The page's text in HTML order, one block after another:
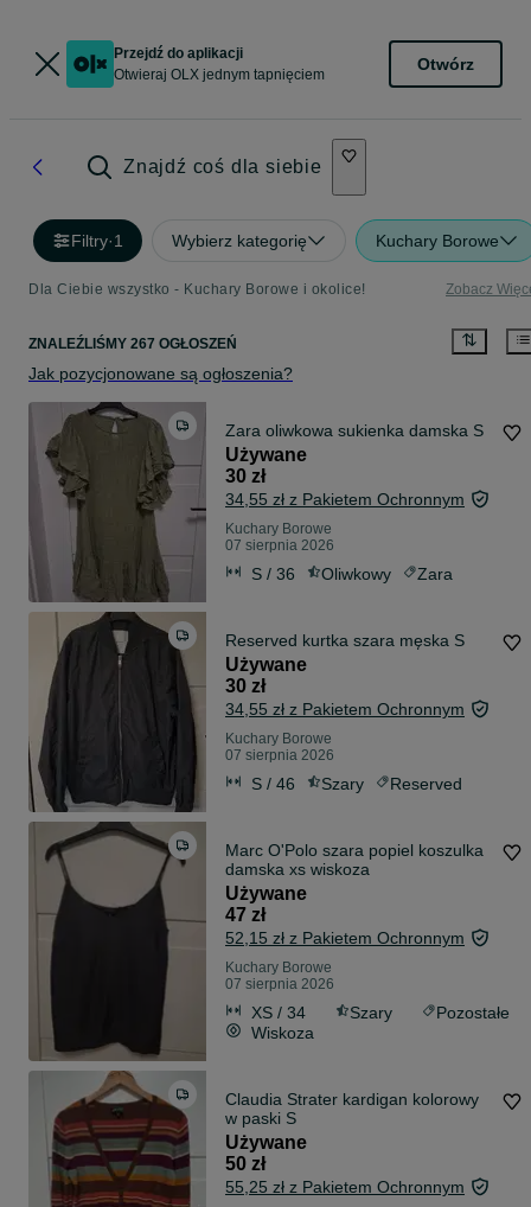
Przejdź do aplikacji
Otwieraj OLX jednym tapnięciem
Otwórz
Znajdź coś dla siebie
Filtry·1 Wybierz kategorię Kuchary Borowe
Dla Ciebie wszystko - Kuchary Borowe i okolice! Zobacz
ZNALEŹLIŚMY 267 OGŁOSZEŃ
Jak pozycjonowane są ogłoszenia?
Zara oliwkowa sukienka damska S
Używane
30 zł
34,55 zł z Pakietem Ochronnym
Kuchary Borowe
07 sierpnia 2026
S / 36 Oliwkowy Zara
Reserved kurtka szara męska S
Używane
30 zł
34,55 zł z Pakietem Ochronnym
Kuchary Borowe
07 sierpnia 2026
S / 46 Szary Reserved
Marc O'Polo szara popiel koszulka
damska xs wiskoza
Używane
47 zł
52,15 zł z Pakietem Ochronnym
Kuchary Borowe
07 sierpnia 2026
XS / 34 Szary
Pozostałe
Wiskoza
Claudia Strater kardigan kolorowy
w paski S
Używane
50 zł
55,25 zł z Pakietem Ochronnym